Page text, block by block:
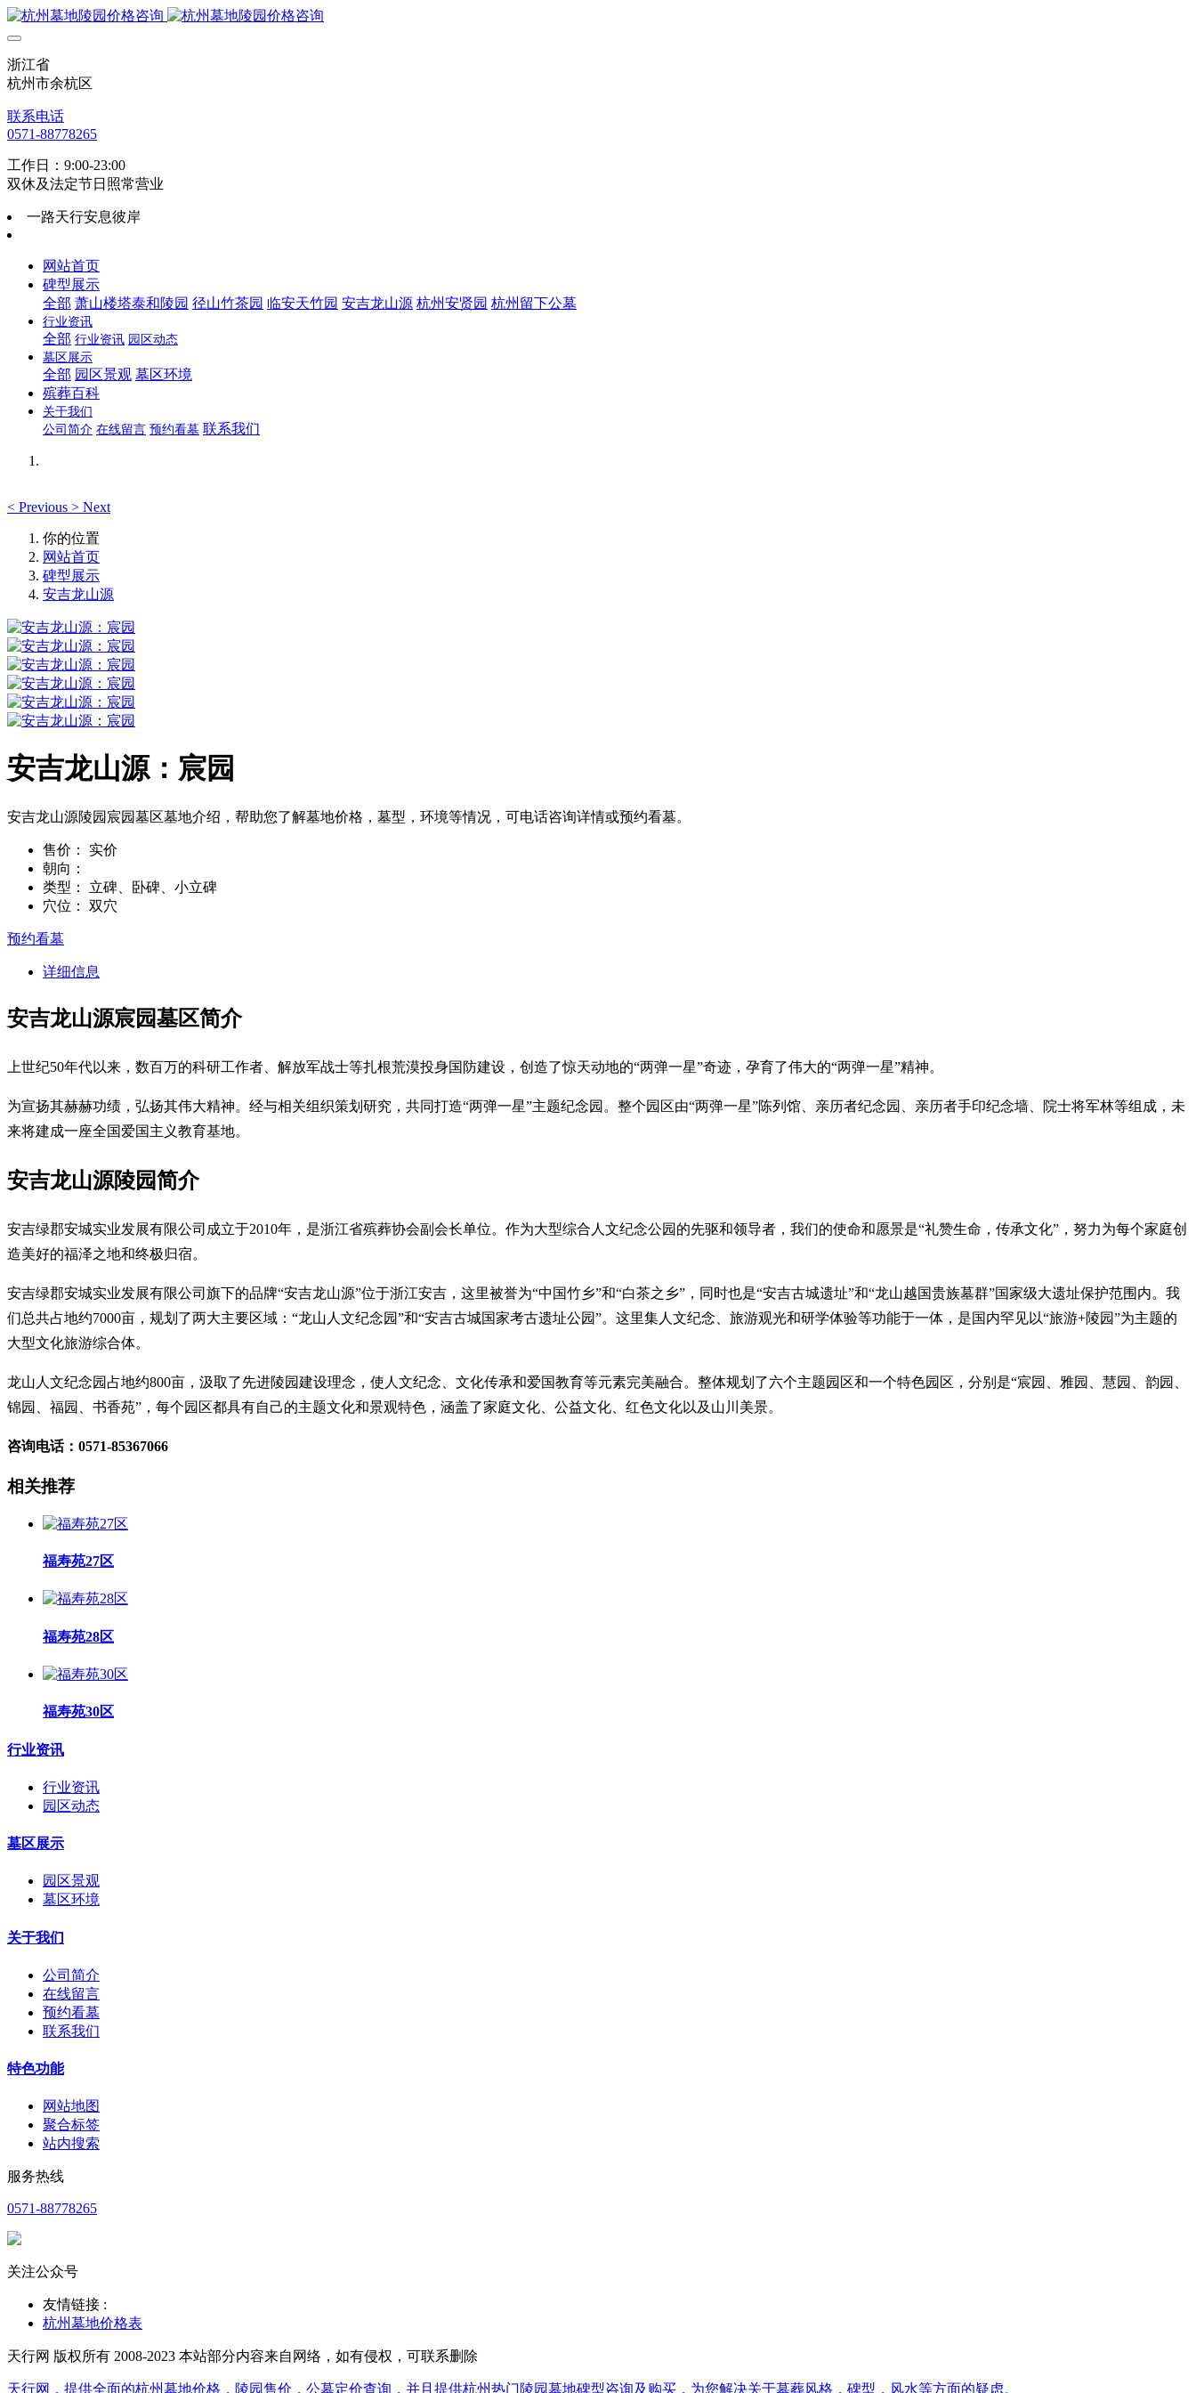
浙江省
杭州市余杭区
联系电话
0571-88778265
工作日：9:00-23:00
双休及法定节日照常营业
一路天行安息彼岸
网站首页
碑型展示
全部 萧山楼塔泰和陵园 径山竹茶园 临安天竹园 安吉龙山源 杭州安贤园 杭州留下公墓
行业资讯
全部 行业资讯 园区动态
墓区展示
全部 园区景观 墓区环境
殡葬百科
关于我们
公司简介 在线留言 预约看墓 联系我们
< Previous > Next
你的位置
网站首页
碑型展示
安吉龙山源
安吉龙山源：宸园
安吉龙山源陵园宸园墓区墓地介绍，帮助您了解墓地价格，墓型，环境等情况，可电话咨询详情或预约看墓。
售价：
实价
朝向：
类型：
立碑、卧碑、小立碑
穴位：
双穴
预约看墓
详细信息
安吉龙山源宸园墓区简介
上世纪50年代以来，数百万的科研工作者、解放军战士等扎根荒漠投身国防建设，创造了惊天动地的“两弹一星”奇迹，孕育了伟大的“两弹一星”精神。
为宣扬其赫赫功绩，弘扬其伟大精神。经与相关组织策划研究，共同打造“两弹一星”主题纪念园。整个园区由“两弹一星”陈列馆、亲历者纪念园、亲历者手印纪念墙、院士将军林等组成，未
来将建成一座全国爱国主义教育基地。
安吉龙山源陵园简介
安吉绿郡安城实业发展有限公司成立于2010年，是浙江省殡葬协会副会长单位。作为大型综合人文纪念公园的先驱和领导者，我们的使命和愿景是“礼赞生命，传承文化”，努力为每个家庭创
造美好的福泽之地和终极归宿。
安吉绿郡安城实业发展有限公司旗下的品牌“安吉龙山源”位于浙江安吉，这里被誉为“中国竹乡”和“白茶之乡”，同时也是“安吉古城遗址”和“龙山越国贵族墓群”国家级大遗址保护范围内。我
们总共占地约7000亩，规划了两大主要区域：“龙山人文纪念园”和“安吉古城国家考古遗址公园”。这里集人文纪念、旅游观光和研学体验等功能于一体，是国内罕见以“旅游+陵园”为主题的
大型文化旅游综合体。
龙山人文纪念园占地约800亩，汲取了先进陵园建设理念，使人文纪念、文化传承和爱国教育等元素完美融合。整体规划了六个主题园区和一个特色园区，分别是“宸园、雅园、慧园、韵园、
锦园、福园、书香苑”，每个园区都具有自己的主题文化和景观特色，涵盖了家庭文化、公益文化、红色文化以及山川美景。
咨询电话：0571-85367066
相关推荐
福寿苑27区
福寿苑28区
福寿苑30区
行业资讯
行业资讯
园区动态
墓区展示
园区景观
墓区环境
关于我们
公司简介
在线留言
预约看墓
联系我们
特色功能
网站地图
聚合标签
站内搜索
服务热线
0571-88778265
关注公众号
友情链接 :
杭州墓地价格表
天行网 版权所有 2008-2023 本站部分内容来自网络，如有侵权，可联系删除
天行网，提供全面的杭州墓地价格，陵园售价，公墓定价查询，并且提供杭州热门陵园墓地碑型咨询及购买，为您解决关于墓葬风格，碑型，风水等方面的疑虑。